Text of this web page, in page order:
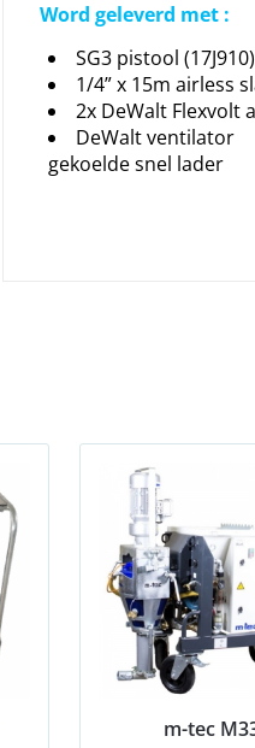
Word geleverd met :
SG3 pistool (17J910)
1/4” x 15m airless
2x DeWalt Flexvolt
DeWalt ventilator
gekoelde snel lader
m-tec